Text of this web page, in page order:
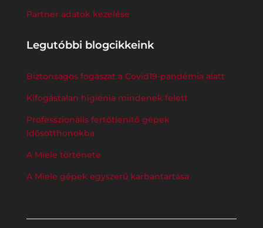
Partner adatok kezelése
Legutóbbi blogcikkeink
Biztonságos fogászat a Covid19-pandémia alatt
Kifogástalan higiénia mindenek felett
Professzionális fertőtlenítő gépek
idősotthonokba
A Miele története
A Miele gépek egyszerű karbantartása